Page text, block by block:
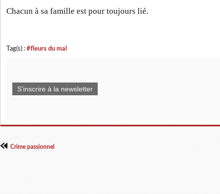
Chacun à sa famille est pour toujours lié.
Tag(s) : #fleurs du mal
S'inscrire à la newsletter
Crime passionnel